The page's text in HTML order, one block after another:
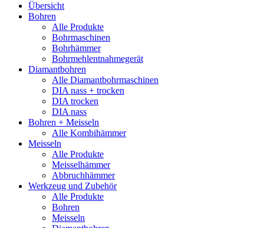
Übersicht
Bohren
Alle Produkte
Bohrmaschinen
Bohrhämmer
Bohrmehlentnahmegerät
Diamantbohren
Alle Diamantbohrmaschinen
DIA nass + trocken
DIA trocken
DIA nass
Bohren + Meisseln
Alle Kombihämmer
Meisseln
Alle Produkte
Meisselhämmer
Abbruchhämmer
Werkzeug und Zubehör
Alle Produkte
Bohren
Meisseln